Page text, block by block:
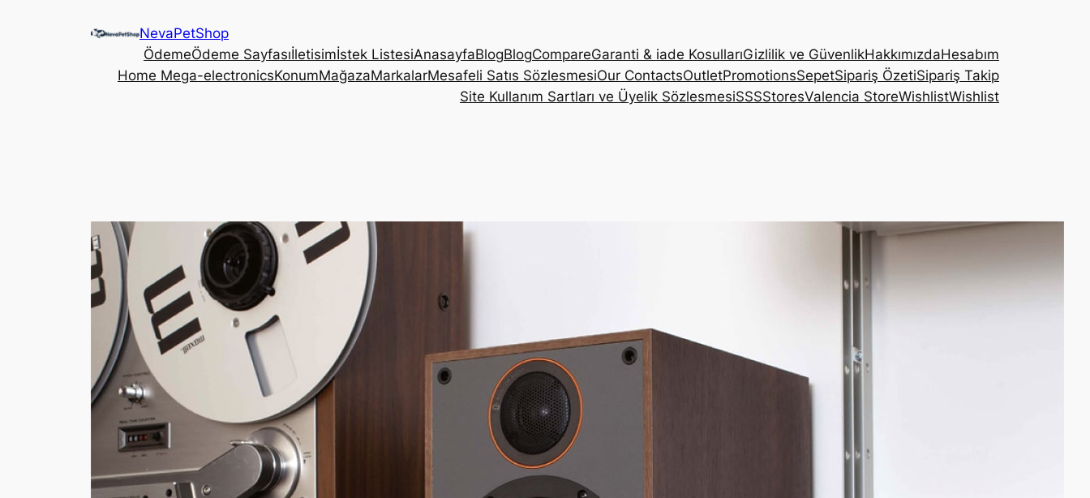
NevaPetShop
ÖdemeÖdeme Sayfasıİletisimİstek ListesiAnasayfaBlogBlogCompareGaranti & iade KosullarıGizlilik ve GüvenlikHakkımızdaHesabım
Home Mega-electronicsKonumMağazaMarkalarMesafeli Satıs SözlesmesiOur ContactsOutletPromotionsSepetSipariş ÖzetiSipariş Takip
Site Kullanım Sartları ve Üyelik SözlesmesiSSSStoresValencia StoreWishlistWishlist